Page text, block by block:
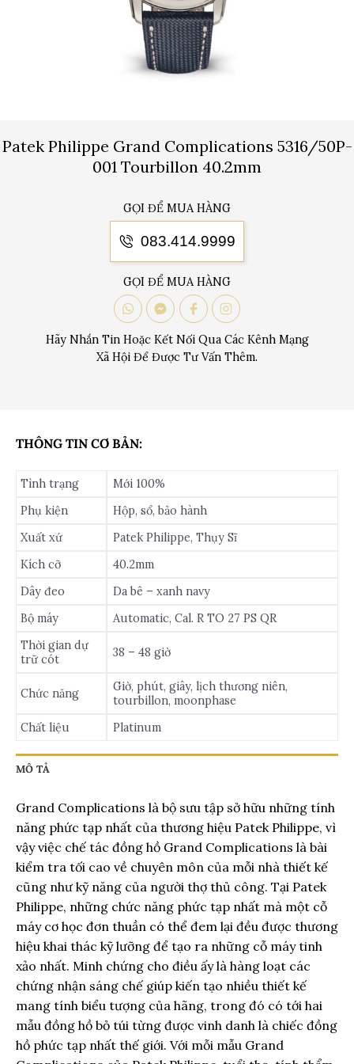
Patek Philippe Grand Complications 5316/50P-
001 Tourbillon 40.2mm
GỌI ĐỂ MUA HÀNG
083.414.9999
GỌI ĐỂ MUA HÀNG
Hãy Nhắn Tin Hoặc Kết Nối Qua Các Kênh Mạng
Xã Hội Để Được Tư Vấn Thêm.
MÔ TẢ
Grand Complications là bộ sưu tập sở hữu những tính
năng phức tạp nhất của thương hiệu Patek Philippe, vì
vậy việc chế tác đồng hồ Grand Complications là bài
kiểm tra tối cao về chuyên môn của mỗi nhà thiết kế
cũng như kỹ năng của người thợ thủ công. Tại Patek
Philippe, những chức năng phức tạp nhất mà một cỗ
máy cơ học đơn thuần có thể đem lại đều được thương
hiệu khai thác kỹ lưỡng để tạo ra những cỗ máy tinh
xảo nhất. Minh chứng cho điều ấy là hàng loạt các
chứng nhận sáng chế giúp kiến tạo nhiều thiết kế
mang tính biểu tượng của hãng, trong đó có tới hai
mẫu đồng hồ bỏ túi từng được vinh danh là chiếc đồng
hồ phức tạp nhất thế giới. Với mỗi mẫu Grand
THÔNG TIN CƠ BẢN:
Tình trạng
Mới 100%
Phụ kiện
Hộp, sổ, bảo hành
Xuất xứ
Patek Philippe, Thụy Sĩ
Kích cỡ
40.2mm
Dây đeo
Da bê – xanh navy
Bộ máy
Automatic, Cal. R TO 27 PS QR
Thời gian dự
trữ cót
38 – 48 giờ
Chức năng
Giờ, phút, giây, lịch thương niên,
tourbillon, moonphase
Chất liệu
Platinum